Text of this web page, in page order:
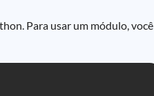
Para usar um módulo, você